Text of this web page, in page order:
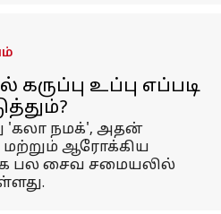
உப்பு எப்படி
'கலா நமக்', அதன்
மற்றும் ஆரோக்கிய
பல சைவ சமையலில்